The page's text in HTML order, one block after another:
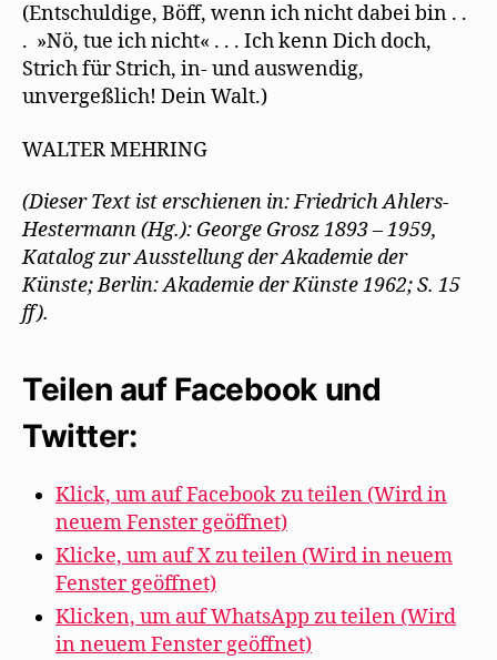
(Entschuldige, Böff, wenn ich nicht dabei bin . .
. »Nö, tue ich nicht« . . . Ich kenn Dich doch,
Strich für Strich, in- und auswendig,
unvergeßlich! Dein Walt.)
WALTER MEHRING
(Dieser Text ist erschienen in: Friedrich Ahlers-
Hestermann (Hg.): George Grosz 1893 – 1959,
Katalog zur Ausstellung der Akademie der
Künste; Berlin: Akademie der Künste 1962; S. 15
ff).
Teilen auf Facebook und
Twitter:
Klick, um auf Facebook zu teilen (Wird in
neuem Fenster geöffnet)
Klicke, um auf X zu teilen (Wird in neuem
Fenster geöffnet)
Klicken, um auf WhatsApp zu teilen (Wird
in neuem Fenster geöffnet)